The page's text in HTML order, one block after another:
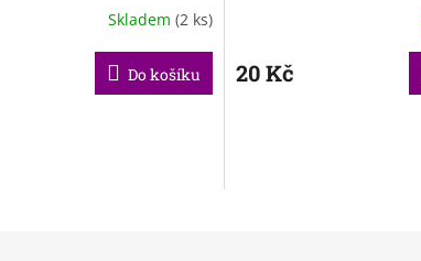
Skladem (2 ks)
Do košíku 20 Kč